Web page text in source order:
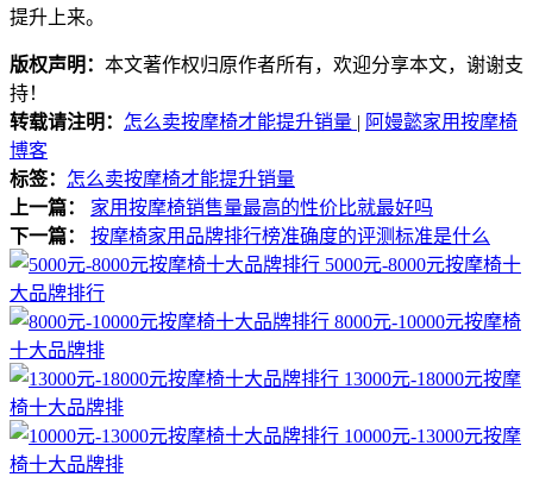
提升上来。
版权声明： 本文著作权归原作者所有，欢迎分享本文，谢谢支
持！
转载请注明： 怎么卖按摩椅才能提升销量 | 阿嫚懿家用按摩椅
博客
标签： 怎么卖按摩椅才能提升销量
上一篇：
家用按摩椅销售量最高的性价比就最好吗
下一篇：
按摩椅家用品牌排行榜准确度的评测标准是什么
5000元-8000元按摩椅十
大品牌排行
8000元-10000元按摩椅
十大品牌排
13000元-18000元按摩
椅十大品牌排
10000元-13000元按摩
椅十大品牌排